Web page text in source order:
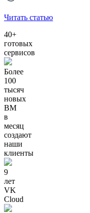
Читать статью
40+
готовых
сервисов
Более
100
тысяч
новых
ВМ
в
месяц
создают
наши
клиенты
9
лет
VK
Cloud